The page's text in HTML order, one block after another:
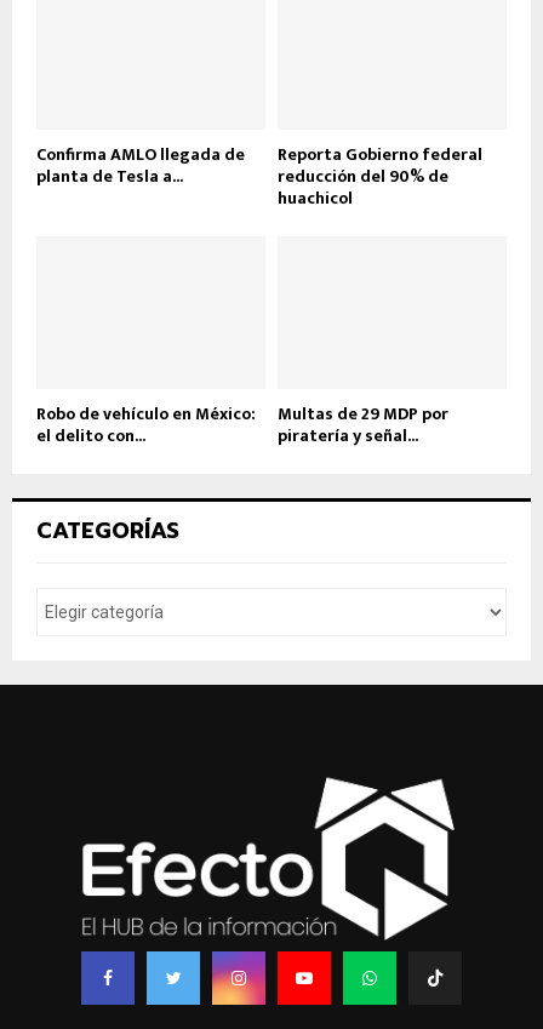
Confirma AMLO llegada de
planta de Tesla a...
Reporta Gobierno federal
reducción del 90% de
huachicol
Robo de vehículo en México:
el delito con...
Multas de 29 MDP por
piratería y señal...
CATEGORÍAS